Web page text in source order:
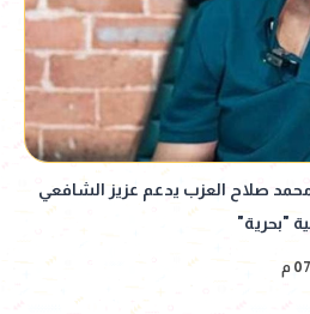
صلاح العزب يدعم عزيز الشافعي
"بحرية"